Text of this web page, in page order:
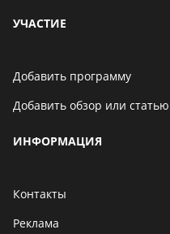
УЧАСТИЕ
Добавить программу
Добавить обзор или статью
ИНФОРМАЦИЯ
Контакты
Реклама